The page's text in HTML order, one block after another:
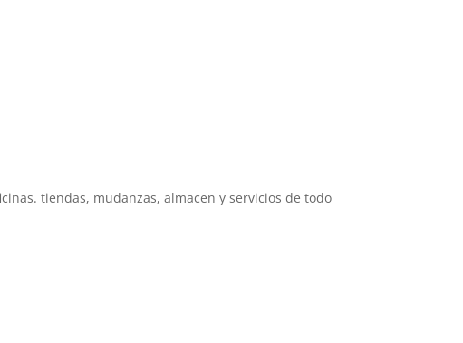
tiendas, mudanzas, almacen y servicios de todo